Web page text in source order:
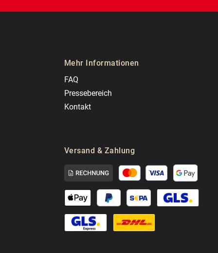
Mehr Informationen
FAQ
Pressebereich
Kontakt
Versand & Zahlung